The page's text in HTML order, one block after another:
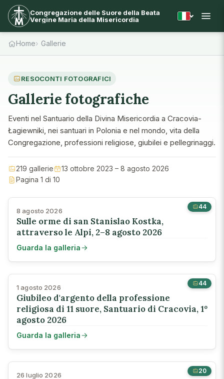
Congregazione delle Suore della Beata
Vergine Maria della Misericordia
Home Gallerie
RESOCONTI FOTOGRAFICI
Gallerie fotografiche
Eventi nel Santuario della Divina Misericordia a Cracovia-
Łagiewniki, nei santuari in Polonia e nel mondo, vita della
Congregazione, professioni religiose, giubilei e pellegrinaggi.
219 gallerie
13 ottobre 2023 – 8 agosto 2026
Pagina 1 di 10
44
8 agosto 2026
Sulle orme di san Stanislao Kostka,
attraverso le Alpi, 2–8 agosto 2026
Guarda la galleria
44
1 agosto 2026
Giubileo d'argento della professione
religiosa di 11 suore, Santuario di Cracovia, 1º
agosto 2026
Guarda la galleria
20
26 luglio 2026